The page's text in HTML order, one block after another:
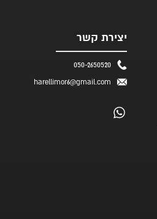
יצירת קשר
050-2650520
harellimor6@gmail.com